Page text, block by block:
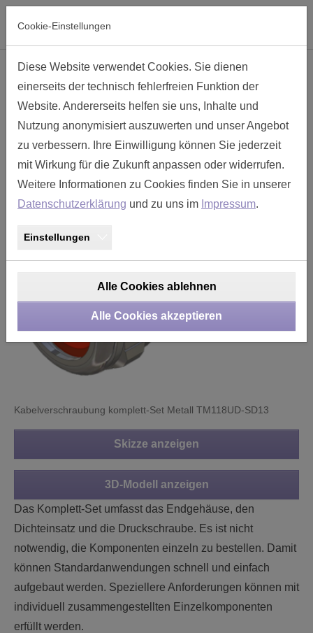
Skip to main navigation
Skip to main content
Skip to page footer
Kabelverschraubung Komplett Set
Metall Gr. 11 - TM118UD-SD13
Kabelverschraubung komplett-Set Metall TM118UD-SD13
Skizze anzeigen
3D-Modell anzeigen
Das Komplett-Set umfasst das Endgehäuse, den
Dichteinsatz und die Druckschraube. Es ist nicht
notwendig, die Komponenten einzeln zu bestellen. Damit
können Standardanwendungen schnell und einfach
aufgebaut werden. Speziellere Anforderungen können mit
individuell zusammengestellten Einzelkomponenten
erfüllt werden.
Cookie-Einstellungen
Diese Website verwendet Cookies. Sie dienen
einerseits der technisch fehlerfreien Funktion der
Website. Andererseits helfen sie uns, Inhalte und
Nutzung anonymisiert auszuwerten und unser Angebot
zu verbessern. Ihre Einwilligung können Sie jederzeit
mit Wirkung für die Zukunft anpassen oder widerrufen.
Weitere Informationen zu Cookies finden Sie in unserer
Datenschutzerklärung und zu uns im Impressum.
Einstellungen
Alle Cookies ablehnen
Alle Cookies akzeptieren